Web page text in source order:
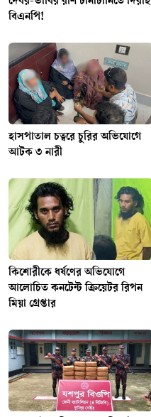
বিএনপি!
হাসপাতাল চত্বরে চুরির অভিযোগে
আটক ৩ নারী
কিশোরীকে ধর্ষণের অভিযোগে
আলোচিত কনটেন্ট ক্রিয়েটর রিপন
মিয়া গ্রেপ্তার